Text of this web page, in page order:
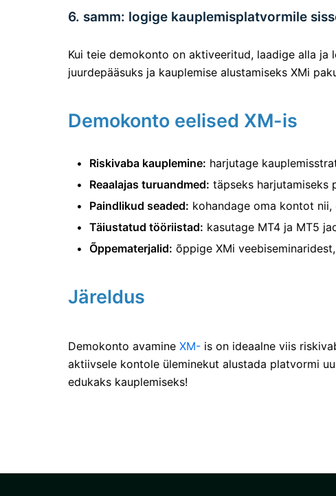
6. samm: logige kauplemisplatvormile
Kui teie demokonto on aktiveeritud, laadige alla
juurdepääsuks ja kauplemise alustamiseks XMi
Demokonto eelised XM-is
Riskivaba kauplemine: harjutage
Reaalajas turuandmed: täpseks harjutamiseks
Paindlikud seaded: kohandage oma kontot
Täiustatud tööriistad: kasutage MT4 ja MT5
Õppematerjalid: õppige XMi
Järeldus
Demokonto avamine XM- is on ideaalne viis
aktiivsele kontole üleminekut alustada platvormi
edukaks kauplemiseks!